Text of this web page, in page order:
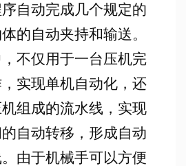
自动完成几个规定的
的自动夹持和输送。
不仅用于一台压机完
实现单机自动化，还
组成的流水线，实现
自动转移，形成自动
由于机械手可以方便